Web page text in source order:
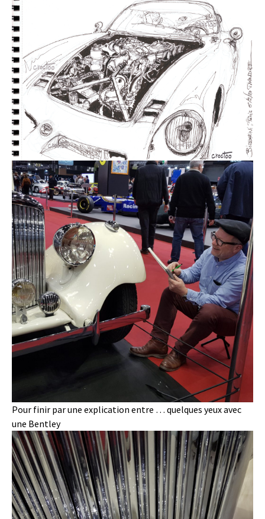
Pour finir par une explication entre … quelques yeux avec
une Bentley